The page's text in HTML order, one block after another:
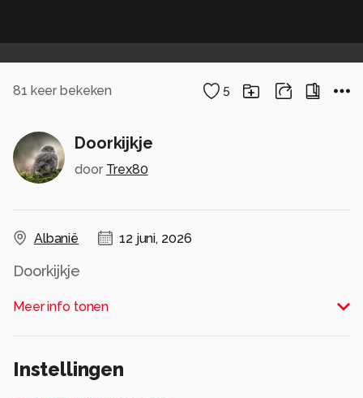
81 keer bekeken 5
Doorkijkje
door Trex80
Albanië 12 juni, 2026
Doorkijkje
Alle rechten voorbehouden
Meer info tonen
Instellingen